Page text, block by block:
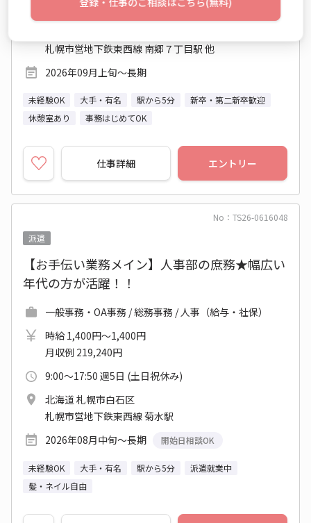
8:45～18:05 週5日 (シフト)
札幌市営地下鉄東西線 南郷７丁目駅 他
2026年09月上旬～長期
未経験OK 大手・有名 駅から5分
新卒・第二新卒歓迎
休憩室あり
事務はじめてOK
仕事詳細 エントリー
No：TS26-0616048
派遣
【お手伝い業務メイン】人事部の庶務★幅広い
年代の方が活躍！！
一般事務・OA事務 / 総務事務 / 人事（給与・社保）
時給 1,400円～1,400円
月収例 219,240円
9:00～17:50 週5日 (土日祝休み)
北海道 札幌市白石区
札幌市営地下鉄東西線 菊水駅
2026年08月中旬～長期
開始日相談OK
未経験OK 大手・有名 駅から5分
派遣就業中
髪・ネイル自由